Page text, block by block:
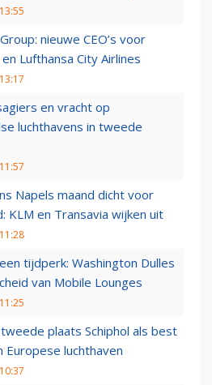
nieuwe CEO’s voor
Lufthansa City Airlines
en vracht op
luchthavens in tweede
Napels maand dicht voor
KLM en Transavia wijken uit
tijdperk: Washington Dulles
van Mobile Lounges
plaats Schiphol als best
Europese luchthaven